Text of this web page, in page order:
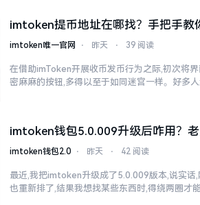
imtoken提币地址在哪找？手把手教
imtoken唯一官网 ⋅ 昨天 ⋅ 39 阅读
在借助imToken开展收币发币行为之际,初次将
密麻麻的按钮,多得以至于如同迷宫一样。好多
imtoken钱包5.0.009升级后咋用？
imtoken钱包2.0 ⋅ 昨天 ⋅ 42 阅读
最近,我把imtoken升级成了5.0.009版本,说实话
也重新排了,结果我想找某些东西时,得绕两圈才